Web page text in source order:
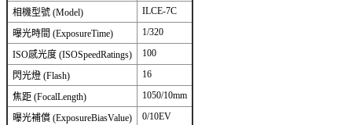
相機型號 (Model) ILCE-7C
曝光時間 (ExposureTime) 1/320
ISO感光度 (ISOSpeedRatings) 100
閃光燈 (Flash) 16
焦距 (FocalLength) 1050/10mm
曝光補償 (ExposureBiasValue) 0/10EV